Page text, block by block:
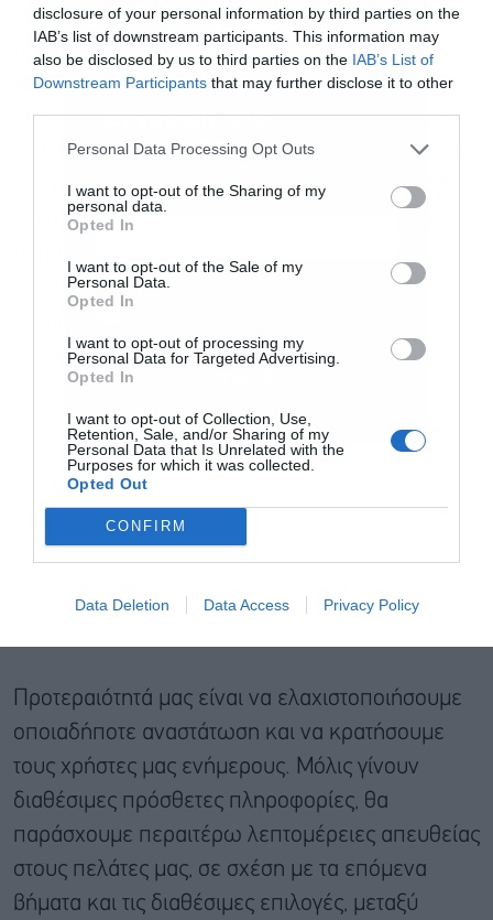
disclosure of your personal information by third parties on the
IAB’s list of downstream participants. This information may
also be disclosed by us to third parties on the IAB’s List of
Downstream Participants that may further disclose it to other
Personal Data Processing Opt Outs
I want to opt-out of the Sharing of my
personal data.
Opted In
I want to opt-out of the Sale of my
Personal Data.
Opted In
I want to opt-out of processing my
Personal Data for Targeted Advertising.
Opted In
I want to opt-out of Collection, Use,
Retention, Sale, and/or Sharing of my
Personal Data that Is Unrelated with the
Purposes for which it was collected.
Opted Out
CONFIRM
Data Deletion Data Access Privacy Policy
αγορές κρυπτοστοιχείων. Επίσης, κατά την
αντίληψη μας, η αίτηση εξετάστηκε και στο
επίπεδο της Ευρωπαϊκής Αρχής Κινητών Αξιών
και Αγορών (European Securities and Markets
Authority – ESMA). Επιπλέον, κατανοούμε ότι η
Επιτροπή Κεφαλαιαγοράς ενημέρωσε την ESMA
για την άποψή της ότι η αίτηση ήταν συμβατή με
προχωρήσει στην αδειοδότηση μας και να την
Διοικητικού Συμβουλίου της.
Προτεραιότητά μας είναι να ελαχιστοποιήσουμε
οποιαδήποτε αναστάτωση και να κρατήσουμε
τους χρήστες μας ενήμερους. Μόλις γίνουν
διαθέσιμες πρόσθετες πληροφορίες, θα
παράσχουμε περαιτέρω λεπτομέρειες απευθείας
στους πελάτες μας, σε σχέση με τα επόμενα
βήματα και τις διαθέσιμες επιλογές, μεταξύ
Εγγραφή στο
newsletter
Αποδέχομαι τους